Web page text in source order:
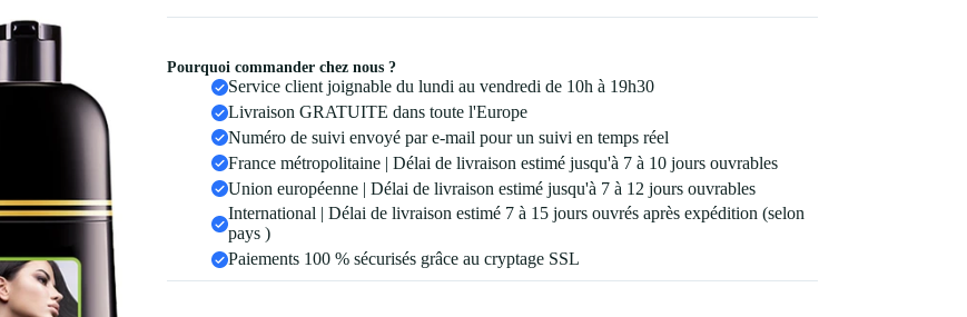
Pourquoi commander chez nous ?
Service client joignable du lundi au vendredi de 10h à 19h30
Livraison GRATUITE dans toute l'Europe
Numéro de suivi envoyé par e-mail pour un suivi en temps réel
France métropolitaine | Délai de livraison estimé jusqu'à 7 à 10 jours ouvrables
Union européenne | Délai de livraison estimé jusqu'à 7 à 12 jours ouvrables
International | Délai de livraison estimé 7 à 15 jours ouvrés après expédition (selon
pays )
Paiements 100 % sécurisés grâce au cryptage SSL